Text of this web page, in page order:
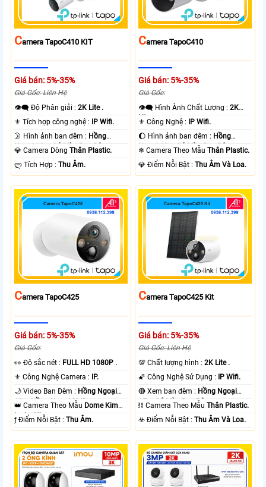
CAmera TapoC410 KIT
Giá bán: 5%-35%
Giá Gốc: Liên Hệ
👁️‍🗨 Độ Phân giải :2K Lite .
⚜️ Tích hợp công nghệ : IP Wifi.
🌛 Hình ảnh ban đêm : Hồng
Ngoại 10m Có Màu Ban Ðêm.
💎 Camera DòngThân Plastic.
️ლ Tích Hợp :Thu Âm.
CAmera TapoC410
Giá bán: 5%-35%
Giá Gốc:
👁️‍🗨 Hình Ành Chất Lượng :2K
Lite .
⚜️ Công Nghệ : IP Wifi.
🌔 Hình ảnh ban đêm : Hồng
Ngoại 10m Có Màu Ban Ðêm.
❄ Camera Theo MẫuThân Plastic.
️💎 Điểm Nỗi Bật :Thu Âm Và Loa.
CAmera TapoC425
Giá bán: 5%-35%
Giá Gốc:
️👀 Độ sắc nét : FULL HD 1080P .
⚜️ Công Nghệ Camera : IP.
🌙 Video Ban Đêm : Hồng Ngoại
10m Hồng Ngoại SMD.
👑 Camera Theo Mẫu Dome Kim
loại + Nhựa.
️ƒ Điểm Nỗi Bật :Thu Âm.
CAmera TapoC425 Kit
Giá bán: 5%-35%
Giá Gốc: Liên Hệ
💯 Chất lượng hình :2K Lite .
🌠 Công Nghệ Sử Dụng : IP Wifi.
🔴 Xem ban đêm : Hồng Ngoại
15m Có Màu Ban Ðêm.
⛓ Camera Theo MẫuThân Plastic.
️☣️ Điểm Nỗi Bật :Thu Âm Và Loa.